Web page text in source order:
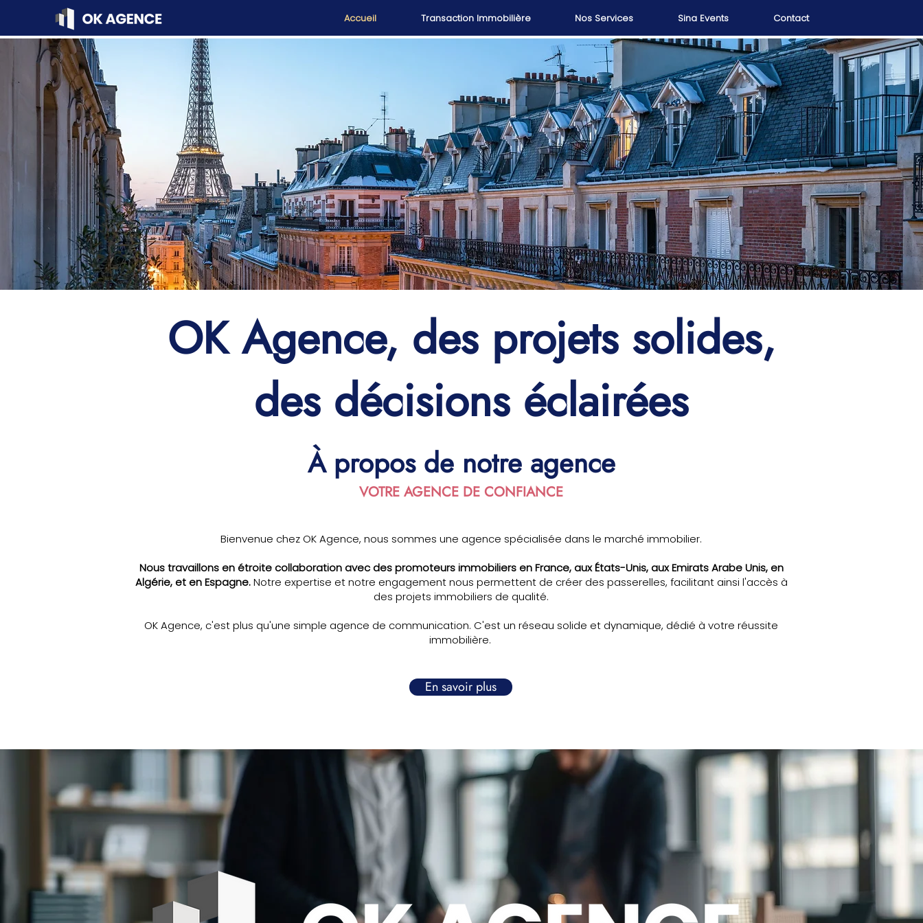
Accueil Transaction Immobilière Nos Services Sina Events Contact
OK Agence, des projets solides,
des décisions éclairées
À propos de notre agence
VOTRE AGENCE DE CONFIANCE
Bienvenue chez OK Agence, nous sommes une agence spécialisée dans le marché immobilier.
Nous travaillons en étroite collaboration avec des promoteurs immobiliers en France, aux États-Unis, aux Emirats Arabe Unis, en
Algérie, et en Espagne.Notre expertise et notre engagement nous permettent de créer des passerelles, facilitant ainsi l'accès à
des projets immobiliers de qualité.
OK Agence, c'est plus qu'une simple agence de communication. C'est un réseau solide et dynamique, dédié à votre réussite
immobilière.
En savoir plus